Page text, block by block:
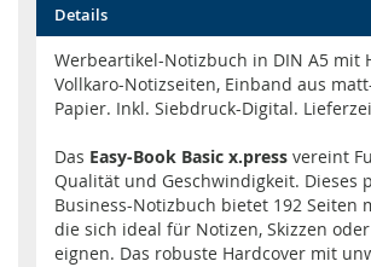
Anfang
Bildgalerie
springen
Details
Werbeartikel-Notizbuch in DIN A5 mit
Vollkaro-Notizseiten, Einband aus
Papier. Inkl. Siebdruck-Digital.
Das Easy-Book Basic x.press vereint
Qualität und Geschwindigkeit. Dieses
Business-Notizbuch bietet 192 Seiten
die sich ideal für Notizen, Skizzen
eignen. Das robuste Hardcover mit